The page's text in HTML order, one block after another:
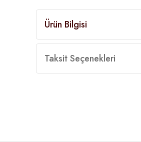
Ürün Bilgisi
Taksit Seçenekleri